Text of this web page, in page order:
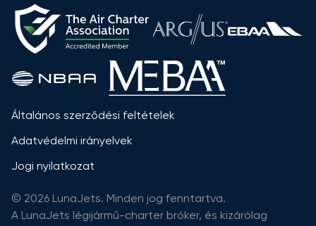
Általános szerződési feltételek
Adatvédelmi irányelvek
Jogi nyilatkozat
© 2026 LunaJets. Minden jog fenntartva.
A LunaJets légijármű-charter bróker, és kizárólag